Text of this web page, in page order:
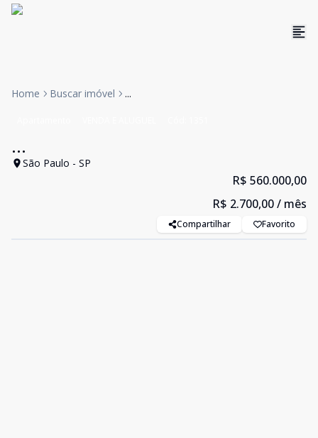
Home Buscar imóvel ...
...
São Paulo - SP
R$ 560.000,00
R$ 2.700,00/ mês
Compartilhar Favorito